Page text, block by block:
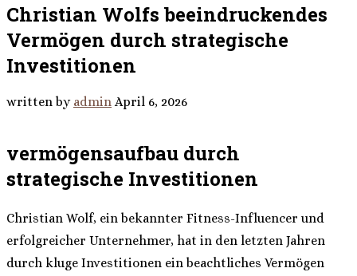
Christian Wolfs beeindruckendes
Vermögen durch strategische
Investitionen
written by admin April 6, 2026
vermögensaufbau durch
strategische Investitionen
Christian Wolf, ein bekannter Fitness-Influencer und
erfolgreicher Unternehmer, hat in den letzten Jahren
durch kluge Investitionen ein beachtliches Vermögen